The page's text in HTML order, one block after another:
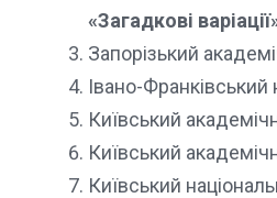
«Загадкові
Запорізький
Івано-
Київський
Київський
Київський